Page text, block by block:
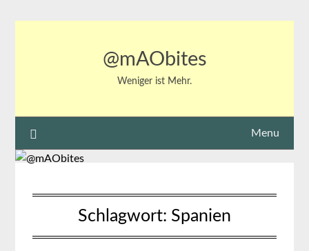
@mAObites
Weniger ist Mehr.
Menu
Schlagwort: Spanien